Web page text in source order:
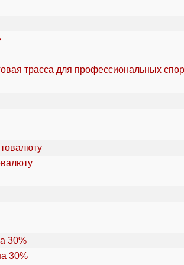
трасса для профессиональных
30%